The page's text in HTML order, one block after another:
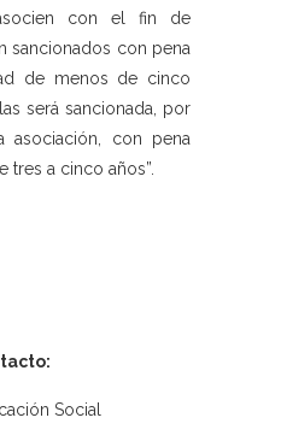
con el fin de
sancionados con pena
de menos de cinco
será sancionada, por
con pena
tres a cinco años”.
Social